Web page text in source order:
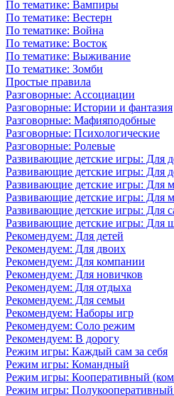
По тематике: Вампиры
По тематике: Вестерн
По тематике: Война
По тематике: Восток
По тематике: Выживание
По тематике: Зомби
Простые правила
Разговорные: Ассоциации
Разговорные: Истории и фантазия
Разговорные: Мафияподобные
Разговорные: Психологические
Разговорные: Ролевые
Развивающие детские игры: Для
Развивающие детские игры: Для
Развивающие детские игры: Для
Развивающие детские игры: Для
Развивающие детские игры: Для
Развивающие детские игры: Для
Рекомендуем: Для детей
Рекомендуем: Для двоих
Рекомендуем: Для компании
Рекомендуем: Для новичков
Рекомендуем: Для отдыха
Рекомендуем: Для семьи
Рекомендуем: Наборы игр
Рекомендуем: Соло режим
Рекомендуем: В дорогу
Режим игры: Каждый сам за себя
Режим игры: Командный
Режим игры: Кооперативный
Режим игры: Полукооперативный